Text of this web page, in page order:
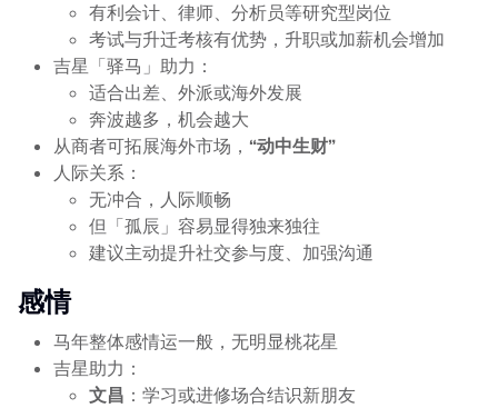
有利会计、律师、分析员等研究型岗位
考试与升迁考核有优势，升职或加薪机会增加
吉星「驿马」助力：
适合出差、外派或海外发展
奔波越多，机会越大
从商者可拓展海外市场， “动中生财”
人际关系：
无冲合，人际顺畅
但「孤辰」容易显得独来独往
建议主动提升社交参与度、加强沟通
感情
马年整体感情运一般，无明显桃花星
吉星助力：
文昌 ：学习或进修场合结识新朋友